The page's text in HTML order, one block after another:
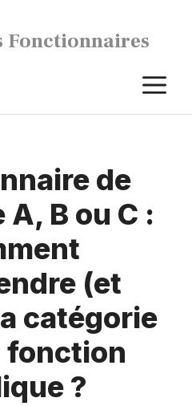
Fonctionnaires
de
B ou C :
(et
catégorie
fonction
?